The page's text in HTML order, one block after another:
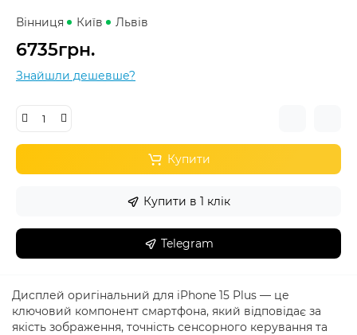
Вінниця
Київ Львів
6735грн.
Знайшли дешевше?
Купити
Купити в 1 клік
Telegram
Дисплей оригінальний для iPhone 15 Plus — це
ключовий компонент смартфона, який відповідає за
якість зображення, точність сенсорного керування та